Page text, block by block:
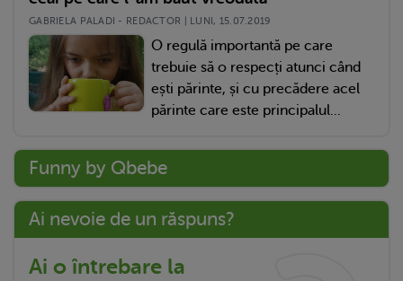
GABRIELA PALADI - REDACTOR | LUNI, 15.07.2019
O regulă importantă pe care
trebuie să o respecți atunci când
ești părinte, și cu precădere acel
părinte care este principalul...
Funny by Qbebe
Ai nevoie de un răspuns?
Ai o întrebare la